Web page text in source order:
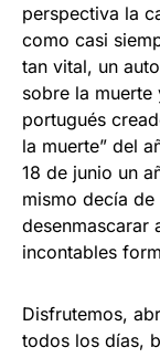
perspectiva la
como casi
tan vital, un
sobre la
portugués
la muerte” del
18 de junio un
mismo decía
desenmascarar
incontables
Disfrutemos,
todos los días,